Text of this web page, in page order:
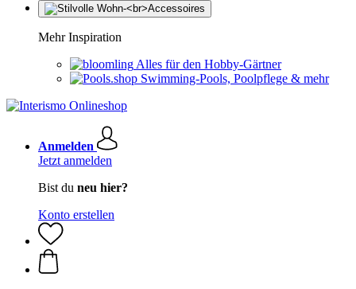
Mehr Inspiration
Alles für den Hobby-Gärtner
Swimming-Pools, Poolpflege & mehr
Anmelden
Jetzt anmelden
Bist du neu hier?
Konto erstellen